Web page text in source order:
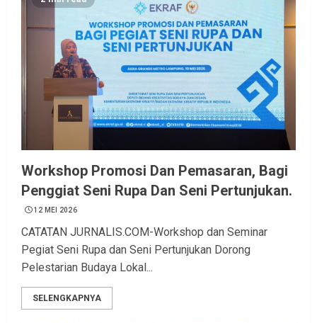
Workshop Promosi Dan Pemasaran, Bagi
Penggiat Seni Rupa Dan Seni Pertunjukan.
12 MEI 2026
CATATAN JURNALIS.COM-Workshop dan Seminar
Pegiat Seni Rupa dan Seni Pertunjukan Dorong
Pelestarian Budaya Lokal...
SELENGKAPNYA